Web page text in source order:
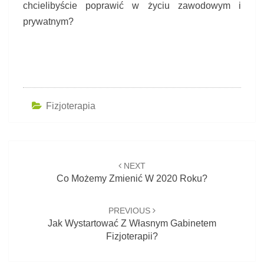
chcielibyście poprawić w życiu zawodowym i
prywatnym?
Fizjoterapia
navigation
NEXT
Co Możemy Zmienić W 2020 Roku?
PREVIOUS
Jak Wystartować Z Własnym Gabinetem
Fizjoterapii?